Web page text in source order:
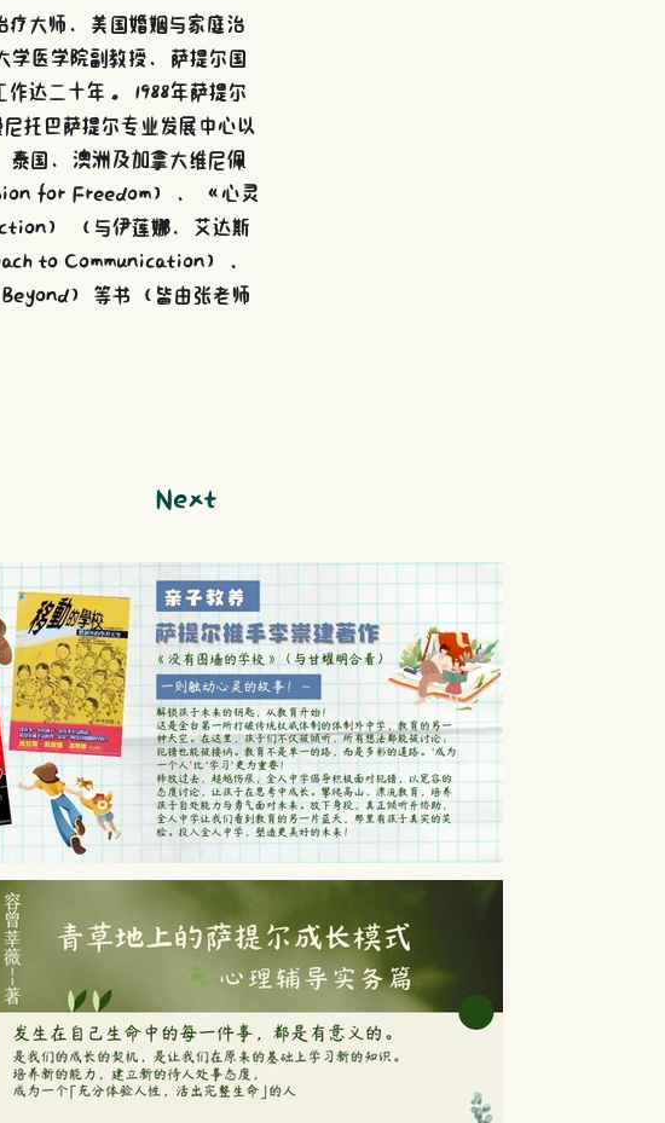
疗大师、美国婚姻与家庭治
医学院副教授、萨提尔国
达二十年。 1988年萨提尔
托巴萨提尔专业发展中心以
国、澳洲及加拿大维尼佩
for Freedom）、《心灵
）（与伊莲娜．艾达斯
to Communication）、
）等书（皆由张老师
Next